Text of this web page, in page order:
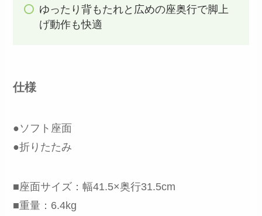
ゆったり背もたれと広めの座奥行で脚上
げ動作も快適
仕様
●ソフト座面
●折りたたみ
■座面サイズ：幅41.5×奥行31.5cm
■重量：6.4kg